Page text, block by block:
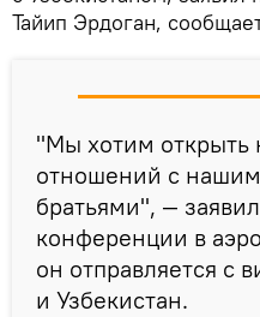
Тайип Эрдоган,
"Мы хотим открыть
отношений с
братьями", —
конференции в
он отправляется с
и Узбекистан.